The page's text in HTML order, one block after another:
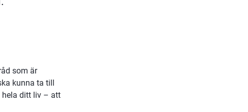
som är
kunna ta till
hela ditt liv – att